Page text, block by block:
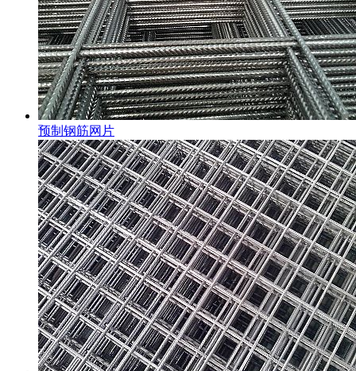
预制钢筋网片